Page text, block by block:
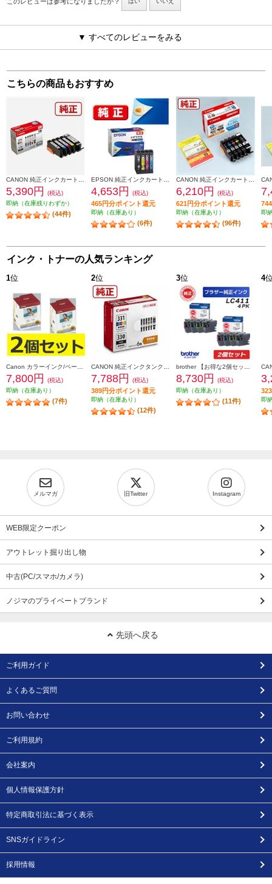
▼ すべてのレビューをみる
こちらの商品もおすすめ
5,390円
(税込)
即納（在庫残りわずか）
(44件)
4,653円 (税込)
465円分ポイント還元
即納（在庫あり）
(6件)
6,210円 (税込)
621円分ポイント還元
即納（在庫あり）
(96件)
即
インク・トナーの人気ランキング
1位
7,800円
(税込)
即納（在庫あり）
(7件)
2位
7,788円 (税込)
389円分ポイント還元
即納（在庫あり）
(12件)
3位
8,730円
(税込)
即納（在庫あり）
(11件)
4
即
メルマガ 旧Twitter Instagram
WEB限定クーポン
アウトレット掘り出し物
中古(PC/スマホ/カメラ)
ノジマのプライベートブランド
先頭へ戻る
ご利用ガイド
よくあるご質問
お問い合わせ
ご利用規約
会社案内
個人情報保護方針
特定商取引法に基づく表示
SNSガイドライン
採用情報